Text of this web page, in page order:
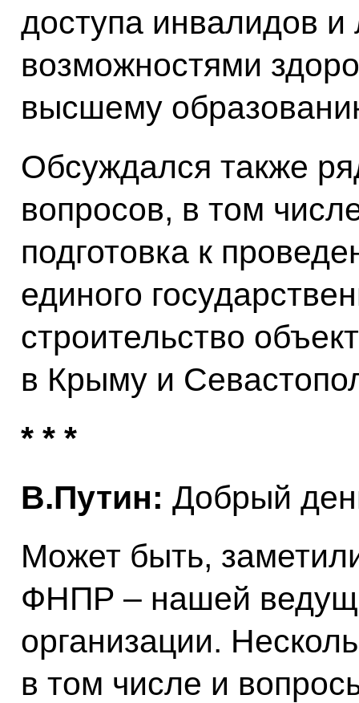
доступа инвалидов
возможностями
высшему
Обсуждался также
вопросов, в том
подготовка к
единого
строительство
в Крыму и
* * *
В.Путин: Добрый
Может быть,
ФНПР – нашей
организации.
в том числе и